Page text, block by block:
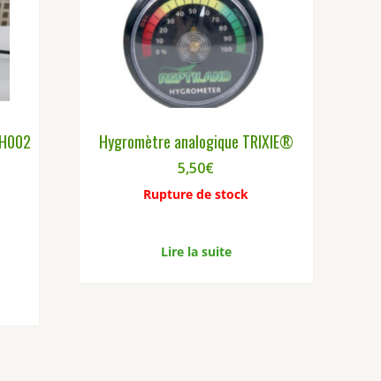
Hygromètre analogique TRIXIE®
5,50€
Rupture de stock
Lire la suite